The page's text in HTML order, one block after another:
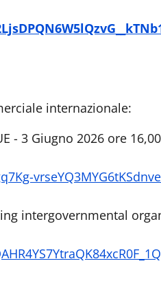
internazionale:
- 3 Giugno 2026 ore
intergovernmental